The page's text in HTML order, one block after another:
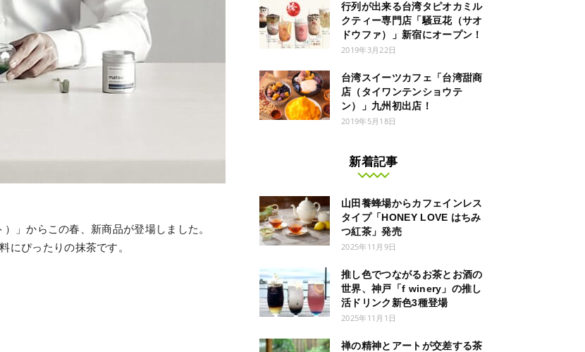
」からこの春、新商品が登場しました。
にぴったりの抹茶です。
行列が出来る台湾タピオカミル
クティー専門店「騒豆花（サオ
ドウファ）」新宿にオープン！
2019年3月22日
台湾スイーツカフェ「台湾甜商
店（タイワンテンショウテ
ン）」九州初出店！
2019年5月18日
新着記事
山田養蜂場からカフェインレス
タイプ「HONEY LOVE はちみ
つ紅茶」発売
2025年11月9日
推し色でつながるお茶とお酒の
世界、神戸「f winery」の推し
活ドリンク新色3種登場
2025年11月1日
禅の精神とアートが交差する茶